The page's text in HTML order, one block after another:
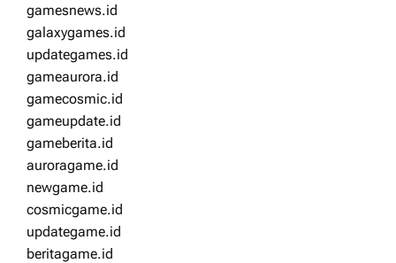
gamesnews.id
galaxygames.id
updategames.id
gameaurora.id
gamecosmic.id
gameupdate.id
gameberita.id
auroragame.id
newgame.id
cosmicgame.id
updategame.id
beritagame.id